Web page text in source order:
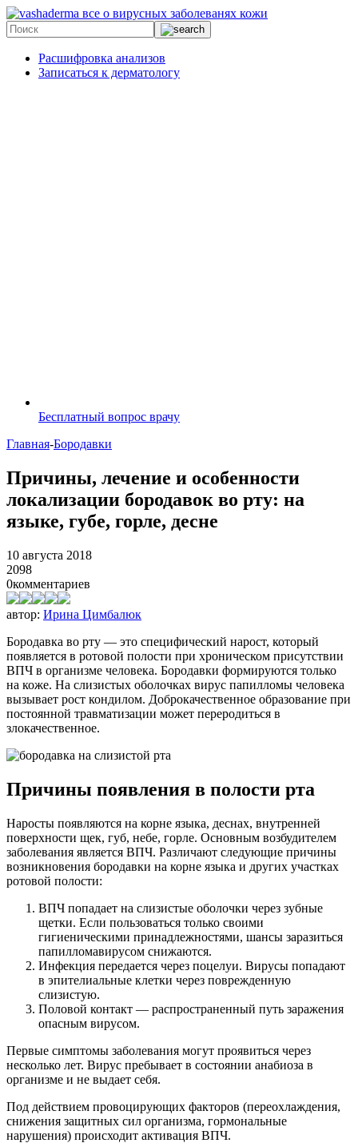
все о вирусных заболеванях кожи
Расшифровка анализов
Записаться к дерматологу
Бесплатный вопрос врачу
Главная-Бородавки
Причины, лечение и особенности
локализации бородавок во рту: на
языке, губе, горле, десне
10 августа 2018
2098
0комментариев
автор: Ирина Цимбалюк
Бородавка во рту — это специфический нарост, который
появляется в ротовой полости при хроническом присутствии
ВПЧ в организме человека. Бородавки формируются только
на коже. На слизистых оболочках вирус папилломы человека
вызывает рост кондилом. Доброкачественное образование при
постоянной травматизации может переродиться в
злокачественное.
Причины появления в полости рта
Наросты появляются на корне языка, деснах, внутренней
поверхности щек, губ, небе, горле. Основным возбудителем
заболевания является ВПЧ. Различают следующие причины
возникновения бородавки на корне языка и других участках
ротовой полости:
ВПЧ попадает на слизистые оболочки через зубные
щетки. Если пользоваться только своими
гигиеническими принадлежностями, шансы заразиться
папилломавирусом снижаются.
Инфекция передается через поцелуи. Вирусы попадают
в эпителиальные клетки через поврежденную
слизистую.
Половой контакт — распространенный путь заражения
опасным вирусом.
Первые симптомы заболевания могут проявиться через
несколько лет. Вирус пребывает в состоянии анабиоза в
организме и не выдает себя.
Под действием провоцирующих факторов (переохлаждения,
снижения защитных сил организма, гормональные
нарушения) происходит активация ВПЧ.